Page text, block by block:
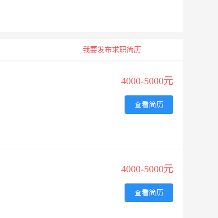
我要发布求职简历
4000-5000元
查看简历
4000-5000元
查看简历